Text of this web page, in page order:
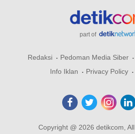
part of
Redaksi Pedoman Media Siber
Info Iklan
Privacy Policy
Copyright @ 2026 detikcom,